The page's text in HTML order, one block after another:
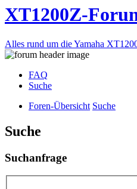
XT1200Z-
Alles rund um die Yamaha
FAQ
Suche
Foren-Übersicht Suche
Suche
Suchanfrage